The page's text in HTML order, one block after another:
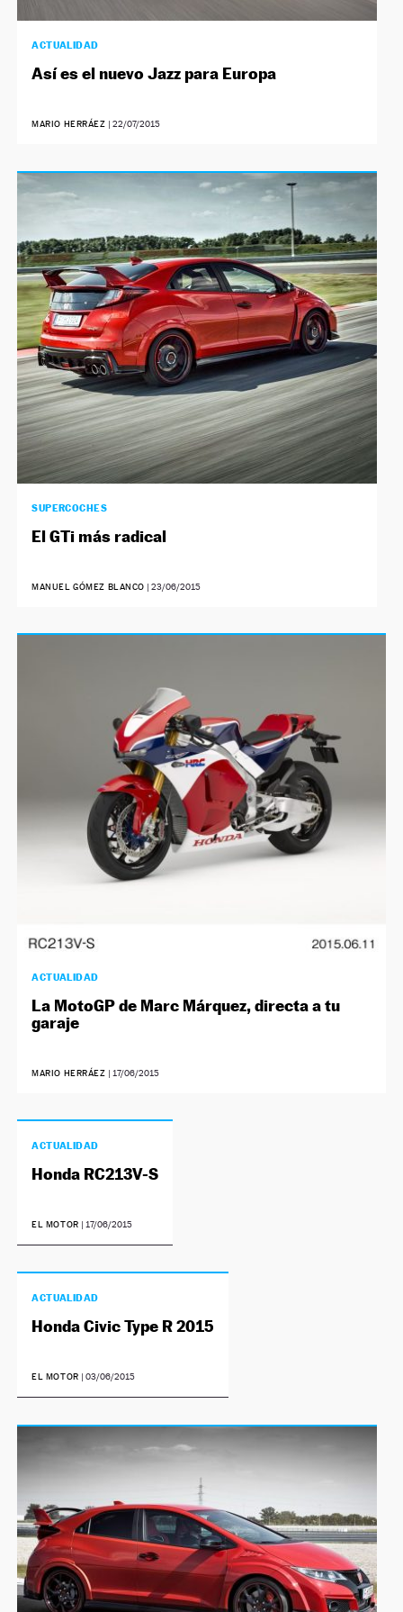
ACTUALIDAD
Así es el nuevo Jazz para Europa
MARIO HERRÁEZ 22/07/2015
SUPERCOCHES
El GTi más radical
MANUEL GÓMEZ BLANCO |23/06/2015
ACTUALIDAD
La MotoGP de Marc Márquez, directa a tu
garaje
MARIO HERRÁEZ | 17/06/2015
ACTUALIDAD
Honda RC213V-S
EL MOTOR | 17/06/2015
ACTUALIDAD
Honda Civic Type R 2015
EL MOTOR 03/06/2015